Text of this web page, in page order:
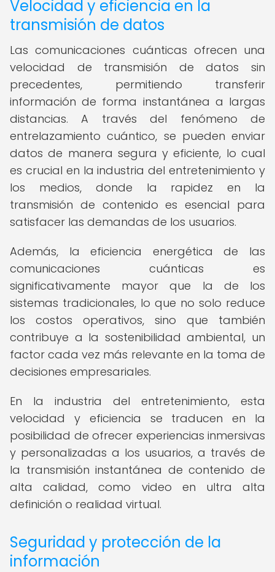
Velocidad y eficiencia en la
transmisión de datos
Las comunicaciones cuánticas ofrecen una
velocidad de transmisión de datos sin
precedentes, permitiendo transferir
información de forma instantánea a largas
distancias. A través del fenómeno de
entrelazamiento cuántico, se pueden enviar
datos de manera segura y eficiente, lo cual
es crucial en la industria del entretenimiento y
los medios, donde la rapidez en la
transmisión de contenido es esencial para
satisfacer las demandas de los usuarios.
Además, la eficiencia energética de las
comunicaciones cuánticas es
significativamente mayor que la de los
sistemas tradicionales, lo que no solo reduce
los costos operativos, sino que también
contribuye a la sostenibilidad ambiental, un
factor cada vez más relevante en la toma de
decisiones empresariales.
En la industria del entretenimiento, esta
velocidad y eficiencia se traducen en la
posibilidad de ofrecer experiencias inmersivas
y personalizadas a los usuarios, a través de
la transmisión instantánea de contenido de
alta calidad, como video en ultra alta
definición o realidad virtual.
Seguridad y protección de la
información